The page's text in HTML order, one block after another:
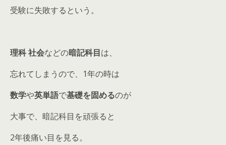
受験に失敗するという。
理科 社会などの暗記科目は、
忘れてしまうので、1年の時は
数学や英単語で基礎を固めるのが
大事で、暗記科目を頑張ると
2年後痛い目を見る。